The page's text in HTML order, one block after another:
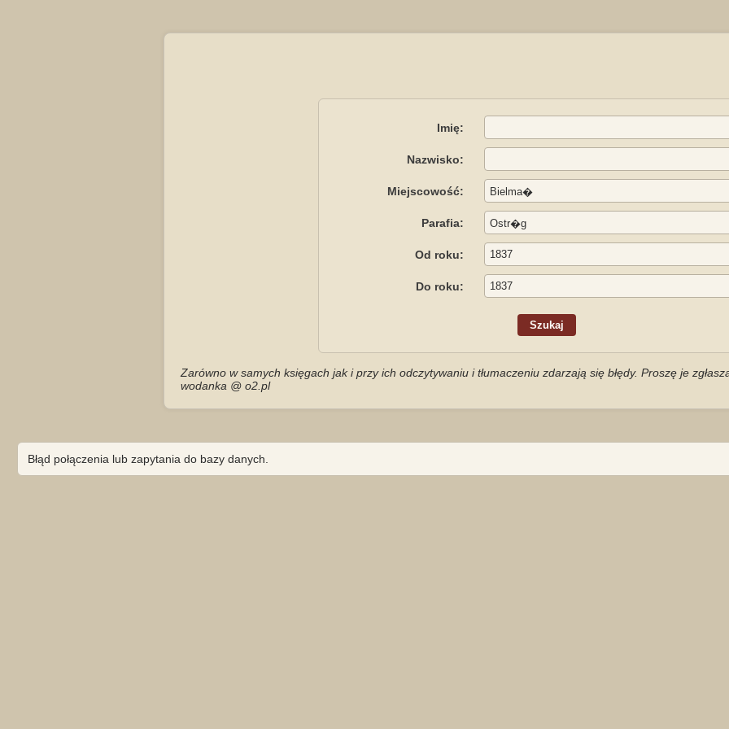
Imię:
Nazwisko:
Miejscowość:
Parafia:
Od roku:
Do roku:
Zarówno w samych księgach jak i przy ich odczytywaniu i tłumaczeniu zdarzają się błędy. Proszę je
wodanka @ o2.pl
Błąd połączenia lub zapytania do bazy danych.